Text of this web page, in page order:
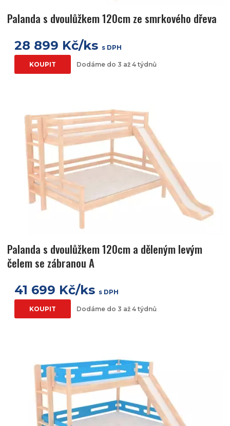
Palanda s dvoulůžkem 120cm ze smrkového dřeva
28 899 Kč/ks s DPH
KOUPIT Dodáme do 3 až 4 týdnů
Palanda s dvoulůžkem 120cm a děleným levým
čelem se zábranou A
41 699 Kč/ks s DPH
KOUPIT Dodáme do 3 až 4 týdnů